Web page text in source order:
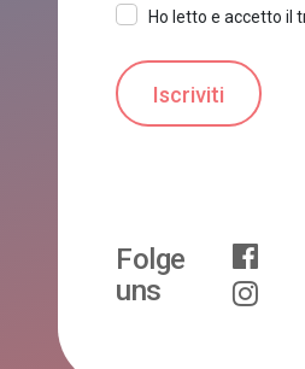
Ho letto e accetto il
Folge
uns